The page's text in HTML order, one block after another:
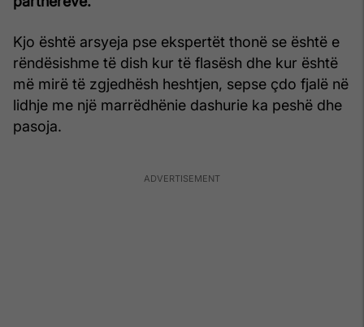
Kjo është arsyeja pse ekspertët thonë se është e
rëndësishme të dish kur të flasësh dhe kur është
më mirë të zgjedhësh heshtjen, sepse çdo fjalë në
lidhje me një marrëdhënie dashurie ka peshë dhe
pasoja.